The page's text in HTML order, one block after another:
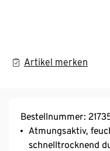
Artikel merken
Bestellnummer:
Atmungsaktiv,
schnelltrocknend